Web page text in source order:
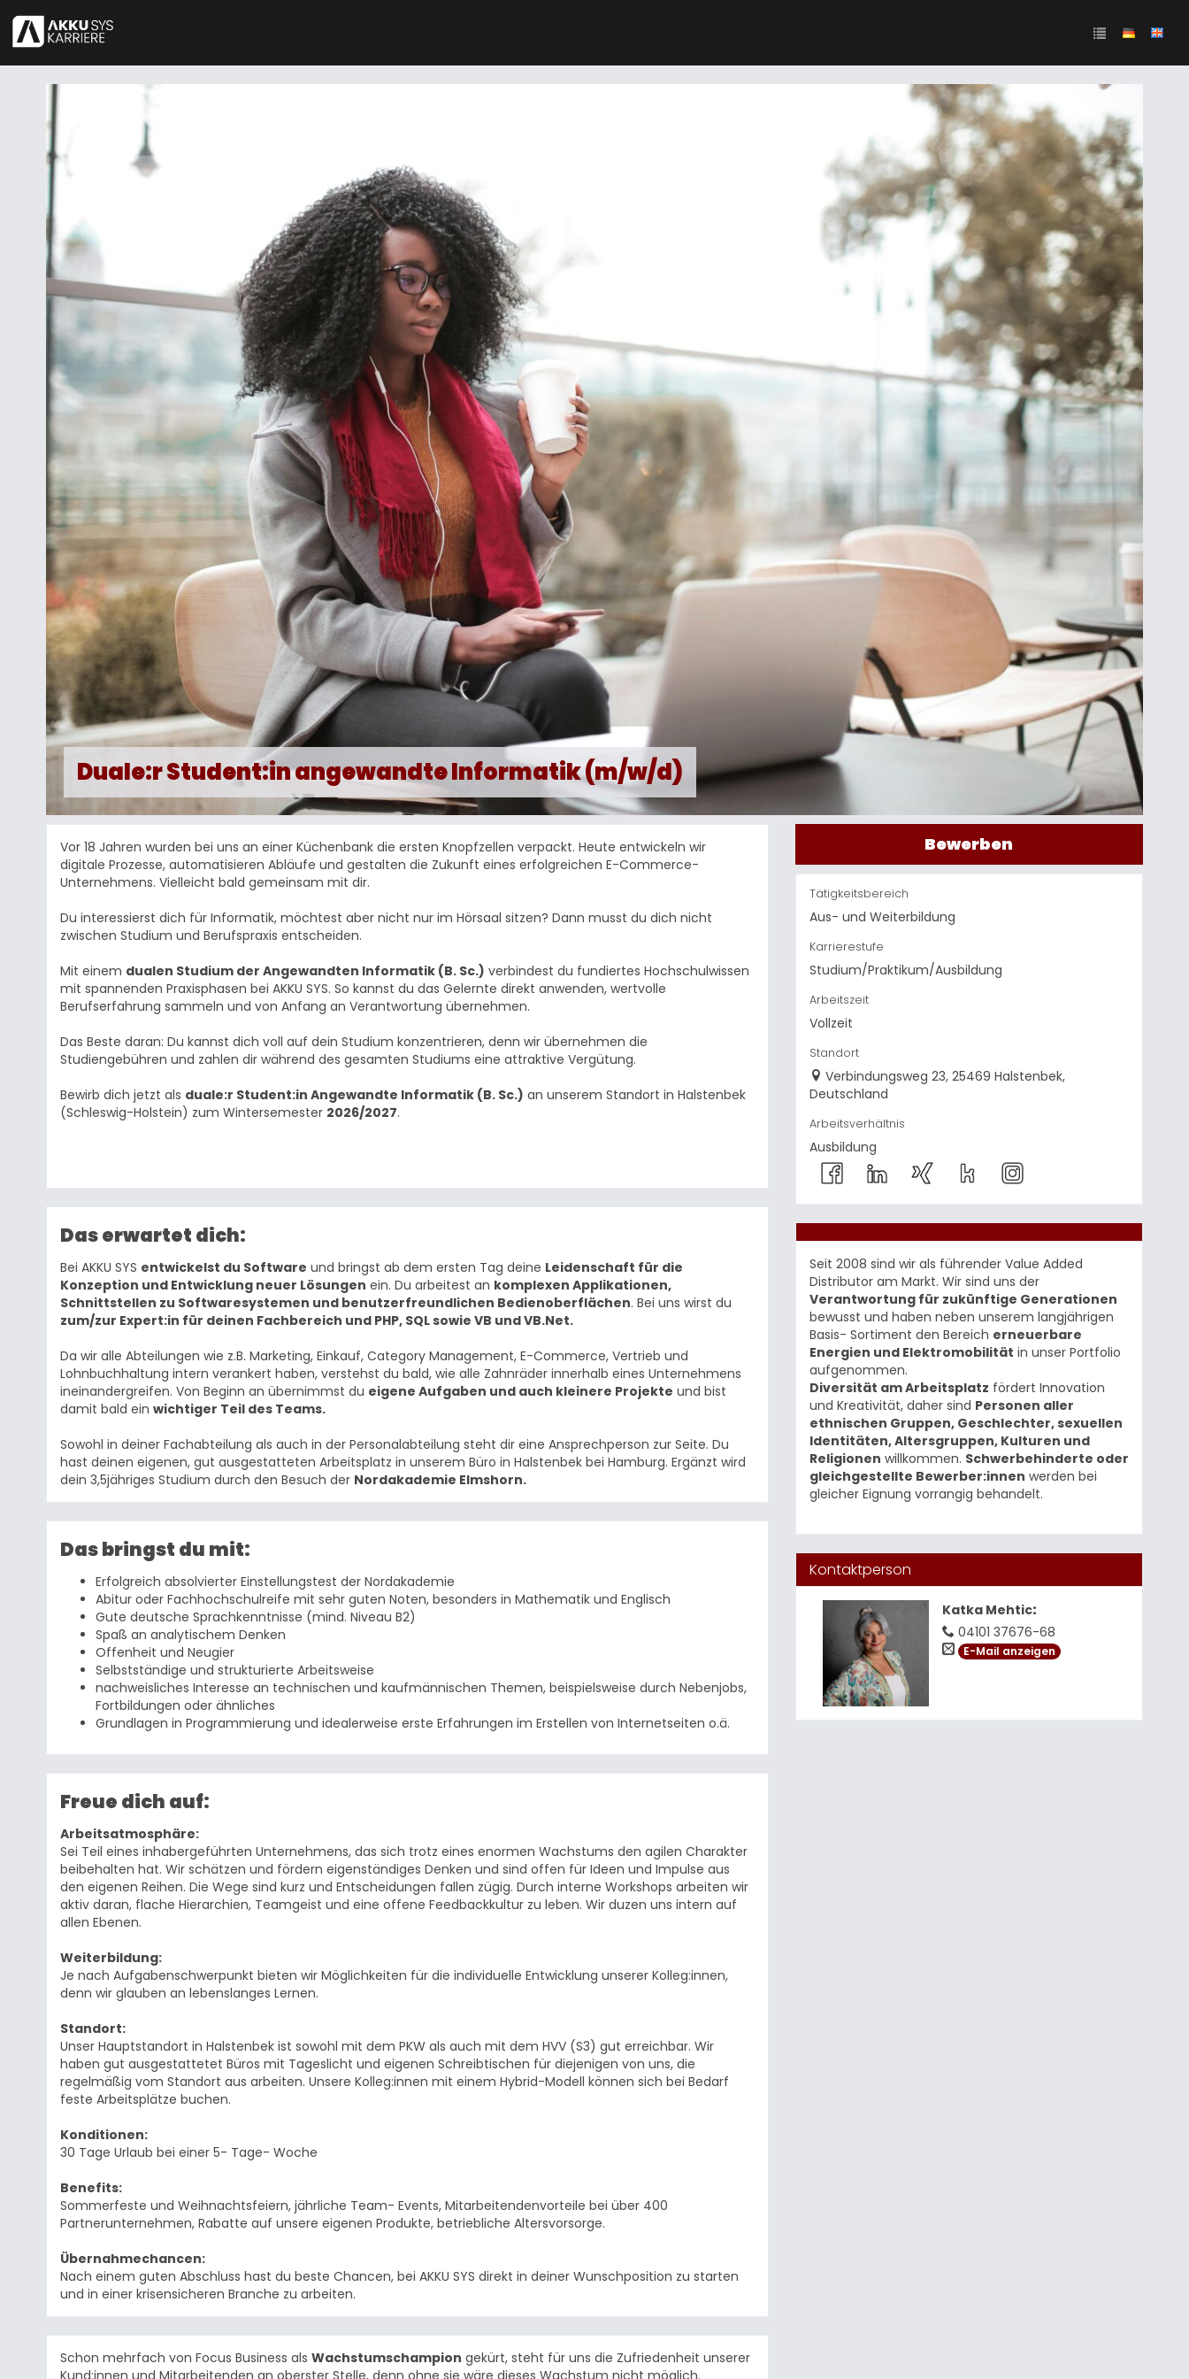
Duale:r Student:in angewandte Informatik (m/w/d)
Vor 18 Jahren wurden bei uns an einer Küchenbank die ersten Knopfzellen verpackt. Heute entwickeln wir
digitale Prozesse, automatisieren Abläufe und gestalten die Zukunft eines erfolgreichen E-Commerce-
Unternehmens. Vielleicht bald gemeinsam mit dir.
Du interessierst dich für Informatik, möchtest aber nicht nur im Hörsaal sitzen? Dann musst du dich nicht
zwischen Studium und Berufspraxis entscheiden.
Mit einem dualen Studium der Angewandten Informatik (B. Sc.) verbindest du fundiertes Hochschulwissen
mit spannenden Praxisphasen bei AKKU SYS. So kannst du das Gelernte direkt anwenden, wertvolle
Berufserfahrung sammeln und von Anfang an Verantwortung übernehmen.
Das Beste daran: Du kannst dich voll auf dein Studium konzentrieren, denn wir übernehmen die
Studiengebühren und zahlen dir während des gesamten Studiums eine attraktive Vergütung.
Bewirb dich jetzt als duale:r Student:in Angewandte Informatik (B. Sc.) an unserem Standort in Halstenbek
(Schleswig-Holstein) zum Wintersemester 2026/2027.
Das erwartet dich:
Bei AKKU SYS entwickelst du Software und bringst ab dem ersten Tag deine Leidenschaft für die
Konzeption und Entwicklung neuer Lösungen ein. Du arbeitest an komplexen Applikationen,
Schnittstellen zu Softwaresystemen und benutzerfreundlichen Bedienoberflächen. Bei uns wirst du
zum/zur Expert:in für deinen Fachbereich und PHP, SQL sowie VB und VB.Net.
Da wir alle Abteilungen wie z.B. Marketing, Einkauf, Category Management, E-Commerce, Vertrieb und
Lohnbuchhaltung intern verankert haben, verstehst du bald, wie alle Zahnräder innerhalb eines Unternehmens
ineinandergreifen. Von Beginn an übernimmst du eigene Aufgaben und auch kleinere Projekte und bist
damit bald ein wichtiger Teil des Teams.
Sowohl in deiner Fachabteilung als auch in der Personalabteilung steht dir eine Ansprechperson zur Seite. Du
hast deinen eigenen, gut ausgestatteten Arbeitsplatz in unserem Büro in Halstenbek bei Hamburg. Ergänzt wird
dein 3,5jähriges Studium durch den Besuch der Nordakademie Elmshorn.
Das bringst du mit:
Erfolgreich absolvierter Einstellungstest der Nordakademie
Abitur oder Fachhochschulreife mit sehr guten Noten, besonders in Mathematik und Englisch
Gute deutsche Sprachkenntnisse (mind. Niveau B2)
Spaß an analytischem Denken
Offenheit und Neugier
Selbstständige und strukturierte Arbeitsweise
nachweisliches Interesse an technischen und kaufmännischen Themen, beispielsweise durch Nebenjobs,
Fortbildungen oder ähnliches
Grundlagen in Programmierung und idealerweise erste Erfahrungen im Erstellen von Internetseiten o.ä.
Freue dich auf:
Arbeitsatmosphäre:
Sei Teil eines inhabergeführten Unternehmens, das sich trotz eines enormen Wachstums den agilen Charakter
beibehalten hat. Wir schätzen und fördern eigenständiges Denken und sind offen für Ideen und Impulse aus
den eigenen Reihen. Die Wege sind kurz und Entscheidungen fallen zügig. Durch interne Workshops arbeiten wir
aktiv daran, flache Hierarchien, Teamgeist und eine offene Feedbackkultur zu leben. Wir duzen uns intern auf
allen Ebenen.
Weiterbildung:
Je nach Aufgabenschwerpunkt bieten wir Möglichkeiten für die individuelle Entwicklung unserer Kolleg:innen,
denn wir glauben an lebenslanges Lernen.
Standort:
Unser Hauptstandort in Halstenbek ist sowohl mit dem PKW als auch mit dem HVV (S3) gut erreichbar. Wir
haben gut ausgestattetet Büros mit Tageslicht und eigenen Schreibtischen für diejenigen von uns, die
regelmäßig vom Standort aus arbeiten. Unsere Kolleg:innen mit einem Hybrid-Modell können sich bei Bedarf
feste Arbeitsplätze buchen.
Konditionen:
30 Tage Urlaub bei einer 5- Tage- Woche
Benefits:
Sommerfeste und Weihnachtsfeiern, jährliche Team- Events, Mitarbeitendenvorteile bei über 400
Partnerunternehmen, Rabatte auf unsere eigenen Produkte, betriebliche Altersvorsorge.
Übernahmechancen:
Nach einem guten Abschluss hast du beste Chancen, bei AKKU SYS direkt in deiner Wunschposition zu starten
und in einer krisensicheren Branche zu arbeiten.
Schon mehrfach von Focus Business als Wachstumschampion gekürt, steht für uns die Zufriedenheit unserer
Bewerben
Tätigkeitsbereich
Aus- und Weiterbildung
Karrierestufe
Studium/Praktikum/Ausbildung
Arbeitszeit
Vollzeit
Standort
Verbindungsweg 23, 25469 Halstenbek,
Deutschland
Arbeitsverhältnis
Ausbildung
Seit 2008 sind wir als führender Value Added
Distributor am Markt. Wir sind uns der
Verantwortung für zukünftige Generationen
bewusst und haben neben unserem langjährigen
Basis- Sortiment den Bereich erneuerbare
Energien und Elektromobilität in unser Portfolio
aufgenommen.
Diversität am Arbeitsplatz fördert Innovation
und Kreativität, daher sind Personen aller
ethnischen Gruppen, Geschlechter, sexuellen
Identitäten, Altersgruppen, Kulturen und
Religionen willkommen. Schwerbehinderte oder
gleichgestellte Bewerber:innen werden bei
gleicher Eignung vorrangig behandelt.
Kontaktperson
Katka Mehtic:
04101 37676-68
E-Mail anzeigen